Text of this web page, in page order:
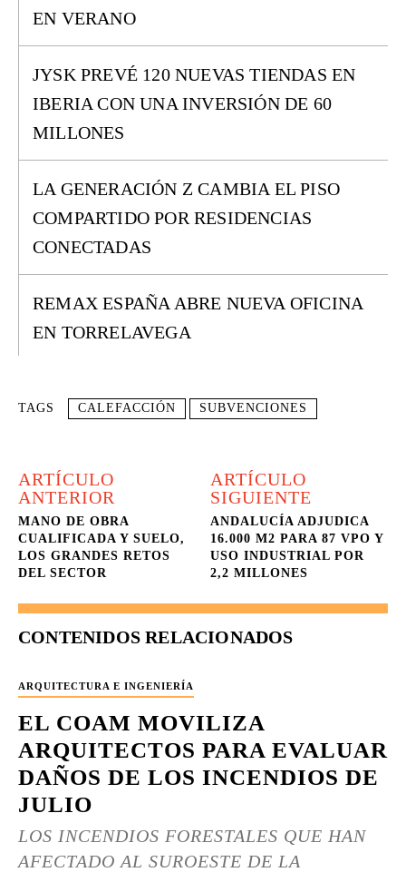
EN VERANO
JYSK PREVÉ 120 NUEVAS TIENDAS EN
IBERIA CON UNA INVERSIÓN DE 60
MILLONES
LA GENERACIÓN Z CAMBIA EL PISO
COMPARTIDO POR RESIDENCIAS
CONECTADAS
REMAX ESPAÑA ABRE NUEVA OFICINA
EN TORRELAVEGA
TAGS CALEFACCIÓN SUBVENCIONES
ARTÍCULO
ANTERIOR
MANO DE OBRA
CUALIFICADA Y SUELO,
LOS GRANDES RETOS
DEL SECTOR
ARTÍCULO
SIGUIENTE
ANDALUCÍA ADJUDICA
16.000 M2 PARA 87 VPO Y
USO INDUSTRIAL POR
2,2 MILLONES
CONTENIDOS RELACIONADOS
ARQUITECTURA E INGENIERÍA
EL COAM MOVILIZA
ARQUITECTOS PARA EVALUAR
DAÑOS DE LOS INCENDIOS DE
JULIO
LOS INCENDIOS FORESTALES QUE HAN
AFECTADO AL SUROESTE DE LA